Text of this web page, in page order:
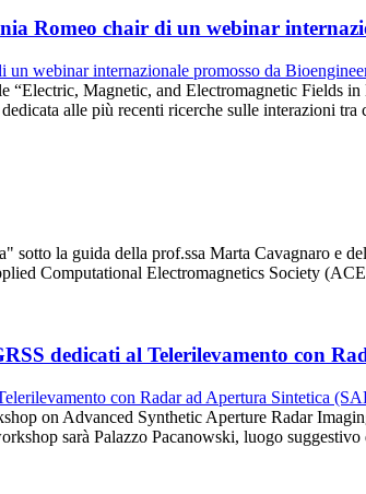
Romeo chair di un webinar
Magnetic, and Electromagnetic Fields
alle più recenti ricerche sulle interazioni
sotto la guida della prof.ssa Marta Cavagnaro
Computational Electromagnetics Society
dedicati al Telerilevamento con
on Advanced Synthetic Aperture Radar
sarà Palazzo Pacanowski, luogo